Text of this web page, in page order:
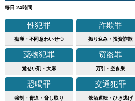
毎日 24時間
性犯罪
痴漢・不同意わいせつ
詐欺罪
振り込み・投資詐欺
薬物犯罪
覚せい剤・大麻
窃盗罪
万引・空き巣
恐喝罪
強制・脅迫・脅し取り
交通犯罪
飲酒運転・ひき逃げ